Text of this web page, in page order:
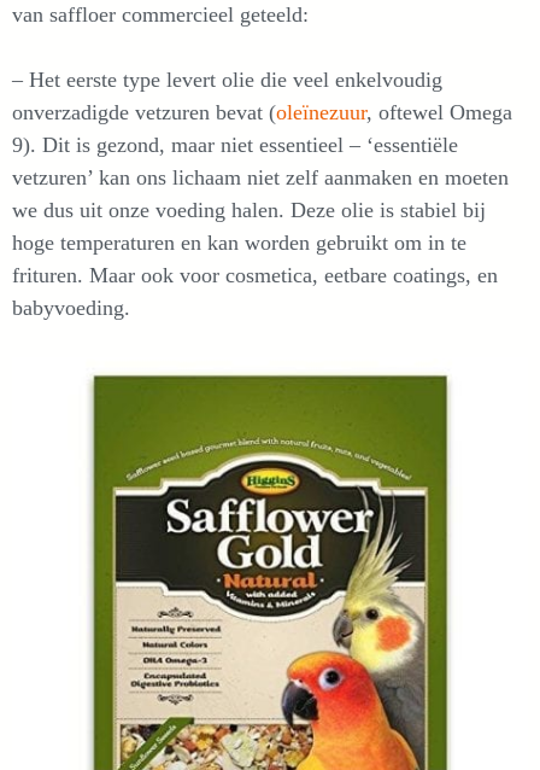
van saffloer commercieel geteeld:
– Het eerste type levert olie die veel enkelvoudig
onverzadigde vetzuren bevat (oleïnezuur, oftewel Omega
9). Dit is gezond, maar niet essentieel – ‘essentiële
vetzuren’ kan ons lichaam niet zelf aanmaken en moeten
we dus uit onze voeding halen. Deze olie is stabiel bij
hoge temperaturen en kan worden gebruikt om in te
frituren. Maar ook voor cosmetica, eetbare coatings, en
babyvoeding.